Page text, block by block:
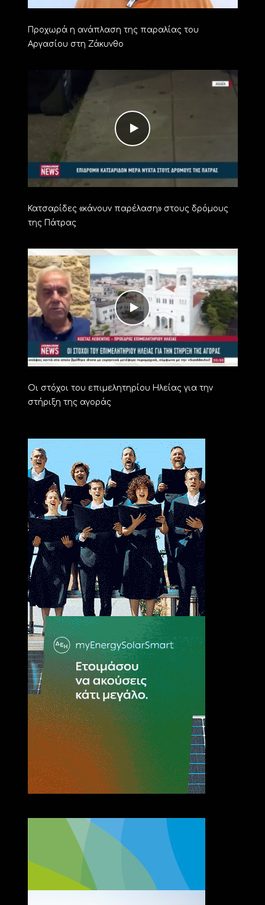
Προχωρά η ανάπλαση της παραλίας του
Αργασίου στη Ζάκυνθο
Κατσαρίδες «κάνουν παρέλαση» στους δρόμους
της Πάτρας
Οι στόχοι του επιμελητηρίου Ηλείας για την
στήριξη της αγοράς